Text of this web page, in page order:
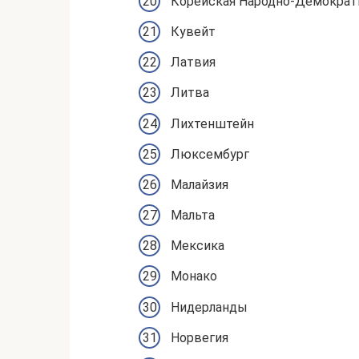
Кувейт
Латвия
Литва
Лихтенштейн
Люксембург
Малайзия
Мальта
Мексика
Монако
Нидерланды
Норвегия